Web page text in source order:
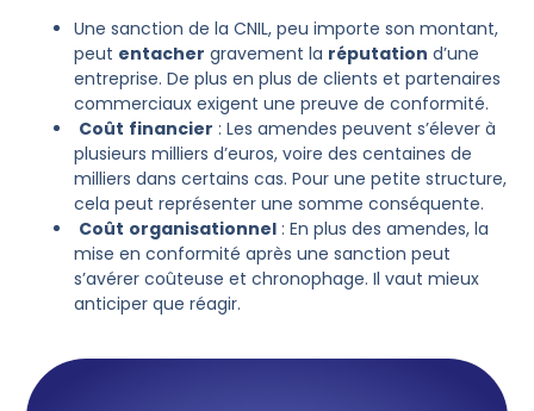
Une sanction de la CNIL, peu importe son montant,
peut entacher gravement la réputation d’une
entreprise. De plus en plus de clients et partenaires
commerciaux exigent une preuve de conformité.
Coût financier : Les amendes peuvent s’élever à
plusieurs milliers d’euros, voire des centaines de
milliers dans certains cas. Pour une petite structure,
cela peut représenter une somme conséquente.
Coût organisationnel : En plus des amendes, la
mise en conformité après une sanction peut
s’avérer coûteuse et chronophage. Il vaut mieux
anticiper que réagir.